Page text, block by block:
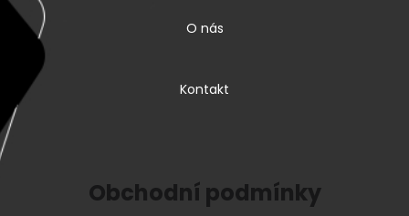
O nás
Kontakt
Obchodní podmínky